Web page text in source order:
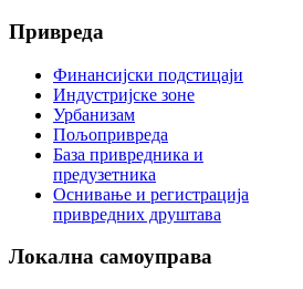
Привреда
Финансијски подстицаји
Индустријске зоне
Урбанизам
Пољопривреда
База привредника и
предузетника
Оснивање и регистрација
привредних друштава
Локална самоуправа